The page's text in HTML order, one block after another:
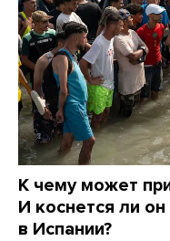
К чему может
И коснется ли
в Испании?